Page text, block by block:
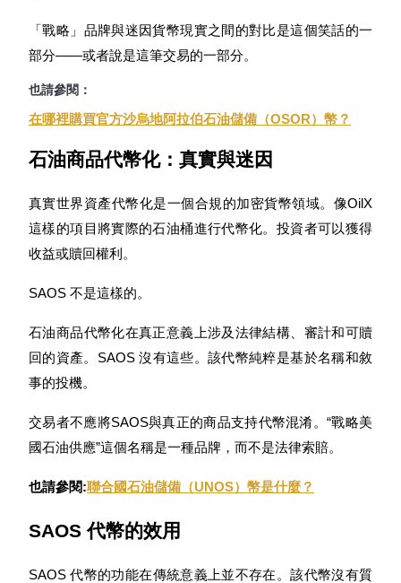
合約資訊
包含交易情況等的大數據分析
合約指南
合約功能使用指南
「戰略」品牌與迷因貨幣現實之間的對比是這個笑話的一
部分——或者說是這筆交易的一部分。
也請參閱：
在哪裡購買官方沙烏地阿拉伯石油儲備（OSOR）幣？
石油商品代幣化：真實與迷因
真實世界資產代幣化是一個合規的加密貨幣領域。像OilX
這樣的項目將實際的石油桶進行代幣化。投資者可以獲得
收益或贖回權利。
SAOS 不是這樣的。
石油商品代幣化在真正意義上涉及法律結構、審計和可贖
回的資產。SAOS 沒有這些。該代幣純粹是基於名稱和敘
事的投機。
交易者不應將SAOS與真正的商品支持代幣混淆。“戰略美
國石油供應”這個名稱是一種品牌，而不是法律索賠。
也請參閱:聯合國石油儲備（UNOS）幣是什麼？
SAOS 代幣的效用
SAOS 代幣的功能在傳統意義上並不存在。該代幣沒有質